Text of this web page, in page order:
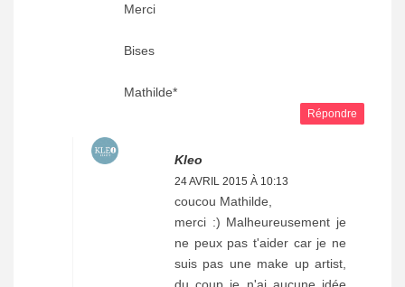
Merci
Bises
Mathilde*
Répondre
Kleo
24 AVRIL 2015 À 10:13
coucou Mathilde,
merci :) Malheureusement je
ne peux pas t'aider car je ne
suis pas une make up artist,